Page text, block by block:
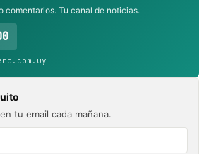
comentarios. Tu canal de noticias.
tu email cada mañana.